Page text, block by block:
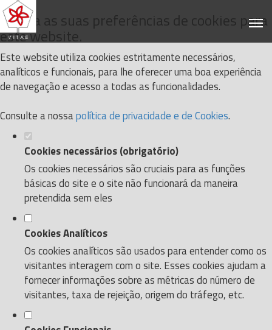
Defina as suas preferências de cookies para
este website.
Este website utiliza cookies estritamente necessários,
analíticos e funcionais, para lhe oferecer uma boa experiência
de navegação e acesso a todas as funcionalidades.
Consulte a nossapolítica de privacidade e de Cookies.
Cookies necessários (obrigatório)
Os cookies necessários são cruciais para as funções
básicas do site e o site não funcionará da maneira
pretendida sem eles
Cookies Analíticos
Os cookies analíticos são usados para entender como os
visitantes interagem com o site. Esses cookies ajudam a
fornecer informações sobre as métricas do número de
visitantes, taxa de rejeição, origem do tráfego, etc.